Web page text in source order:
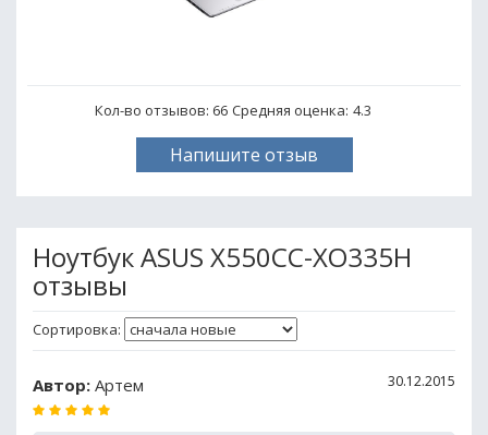
Кол-во отзывов: 66 Средняя оценка: 4.3
Напишите отзыв
Ноутбук ASUS X550CC-XO335H
отзывы
Сортировка:
Автор: Артем 30.12.2015